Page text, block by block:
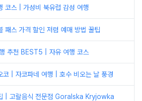
코스 | 가성비 북유럽 감성 여행
패스 가격 할인 저렴 예매 방법 꿀팁
추천 BEST5 | 자유 여행 코스
코 | 자코파네 여행 | 호수 비오는 날 풍경
| 고랄음식 전문점 Goralska Kryjowka